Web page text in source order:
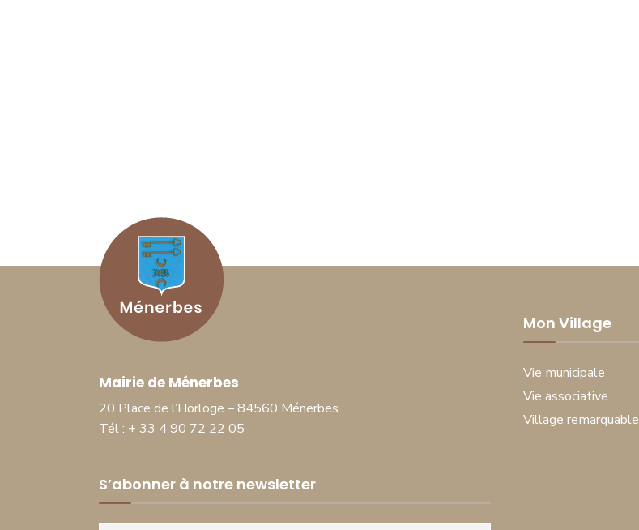
Mairie de Ménerbes
20 Place de l’Horloge – 84560 Ménerbes
Tél : + 33 4 90 72 22 05
S’abonner à notre newsletter
Mon Village
Vie municipale
Vie associative
Village remarquable